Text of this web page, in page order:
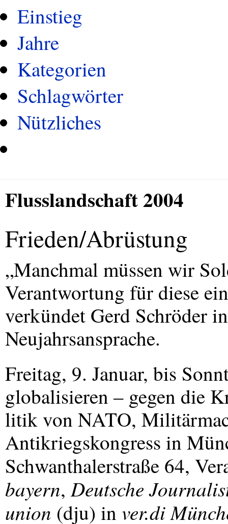
Einstieg
Jahre
Kategorien
Schlagwörter
Nützliches
Flusslandschaft 2004
Frieden/Abrüstung
„Manchmal müssen wir
Verantwortung für diese
verkündet Gerd Schröder
Neujahrsansprache.
Freitag, 9. Januar, bis
globalisieren – gegen die
litik von NATO,
Antikriegskongress in
Schwanthalerstraße 64,
bayern,Deutsche
union (dju) in ver.di